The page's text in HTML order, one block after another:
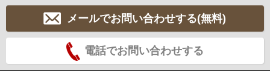
メールでお問い合わせする(無料)
電話でお問い合わせする